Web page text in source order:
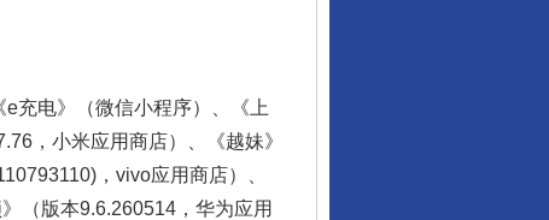
充电》（微信小程序）、《上
，小米应用商店）、《越妹》
，vivo应用商店）、
（版本9.6.260514，华为应用
让核能赋能千行百业